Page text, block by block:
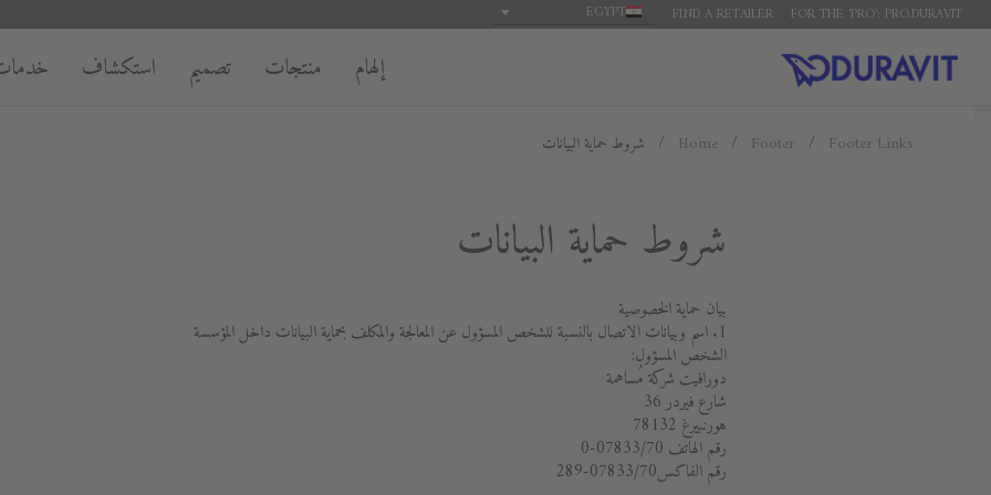
FOR THE 'PRO': PRO.DURAVIT
FIND A RETAILER
EGYPT
إلهام منتجات تصميم استكشاف
Home Footer Footer Links شروط حماية البيانات
شروط حماية البيانات
بيان حماية الخصوصية
1. اسم وبيانات الاتصال بالنسبة للشخص المسؤول عن المعالجة والمكلف بحماية البيانات داخل المؤسسة
الشخص المسؤول:
دورافيت شركة مُساهمة
شارع فيردر 36
هورنبيرغ 78132
رقم الهاتف 07833/70-0
رقم الفاكس07833/70-289